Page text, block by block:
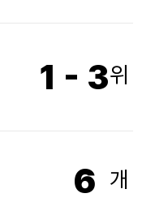
1 - 3위
6 개